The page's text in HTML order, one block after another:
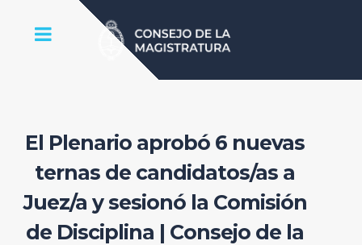
El Plenario aprobó 6 nuevas
ternas de candidatos/as a
Juez/a y sesionó la Comisión
de Disciplina | Consejo de la